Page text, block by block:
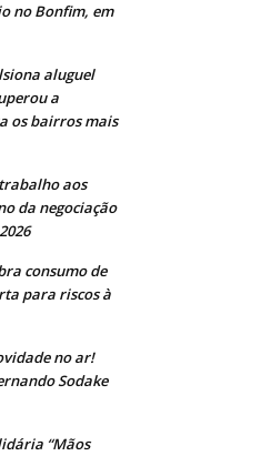
no Bonfim, em
aluguel
a
os bairros mais
aos
da negociação
consumo de
para riscos à
no ar!
Sodake
“Mãos